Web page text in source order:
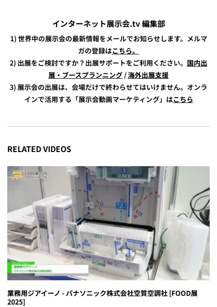
インターネット展示会.tv 編集部
1) 世界中の展示会の最新情報をメールでお知らせします。メルマ
ガの登録はこちら。
2) 出展をご検討ですか？出展サポートをご利用ください。 国内出
展・ブースプランニング /海外出展支援
3) 展示会の出展は、会場だけで終わらせてはいけません。オンラ
インで活用する「展示会動画マーケティング」はこちら
RELATED VIDEOS
業務用ジアイーノ - パナソニック株式会社空質空調社 [FOOD展
2025]